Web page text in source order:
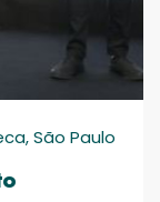
São Paulo